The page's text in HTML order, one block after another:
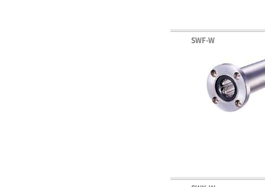
SWF-W